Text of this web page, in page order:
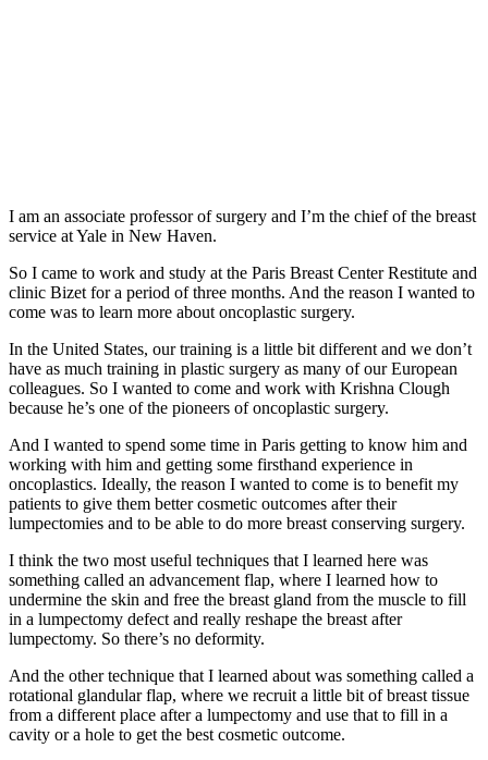
I am an associate professor of surgery and I’m the chief of the breast
service at Yale in New Haven.
So I came to work and study at the Paris Breast Center Restitute and
clinic Bizet for a period of three months. And the reason I wanted to
come was to learn more about oncoplastic surgery.
In the United States, our training is a little bit different and we don’t
have as much training in plastic surgery as many of our European
colleagues. So I wanted to come and work with Krishna Clough
because he’s one of the pioneers of oncoplastic surgery.
And I wanted to spend some time in Paris getting to know him and
working with him and getting some firsthand experience in
oncoplastics. Ideally, the reason I wanted to come is to benefit my
patients to give them better cosmetic outcomes after their
lumpectomies and to be able to do more breast conserving surgery.
I think the two most useful techniques that I learned here was
something called an advancement flap, where I learned how to
undermine the skin and free the breast gland from the muscle to fill
in a lumpectomy defect and really reshape the breast after
lumpectomy. So there’s no deformity.
And the other technique that I learned about was something called a
rotational glandular flap, where we recruit a little bit of breast tissue
from a different place after a lumpectomy and use that to fill in a
cavity or a hole to get the best cosmetic outcome.